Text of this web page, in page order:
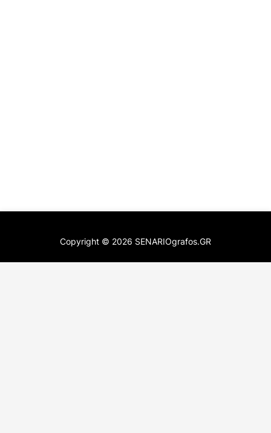
Copyright © 2026 SENARIOgrafos.GR